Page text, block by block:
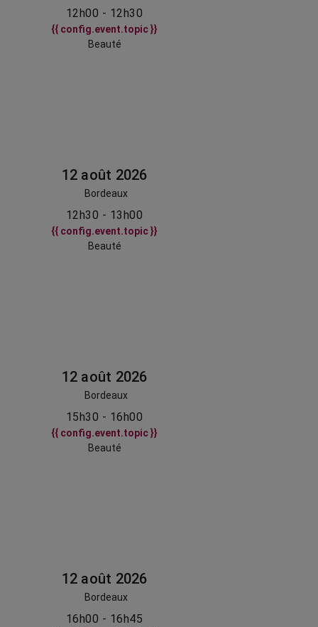
12h00 - 12h30
{{ config.event.topic }}
Beauté
12 août 2026
Bordeaux
12h30 - 13h00
{{ config.event.topic }}
Beauté
12 août 2026
Bordeaux
15h30 - 16h00
{{ config.event.topic }}
Beauté
12 août 2026
Bordeaux
16h00 - 16h45